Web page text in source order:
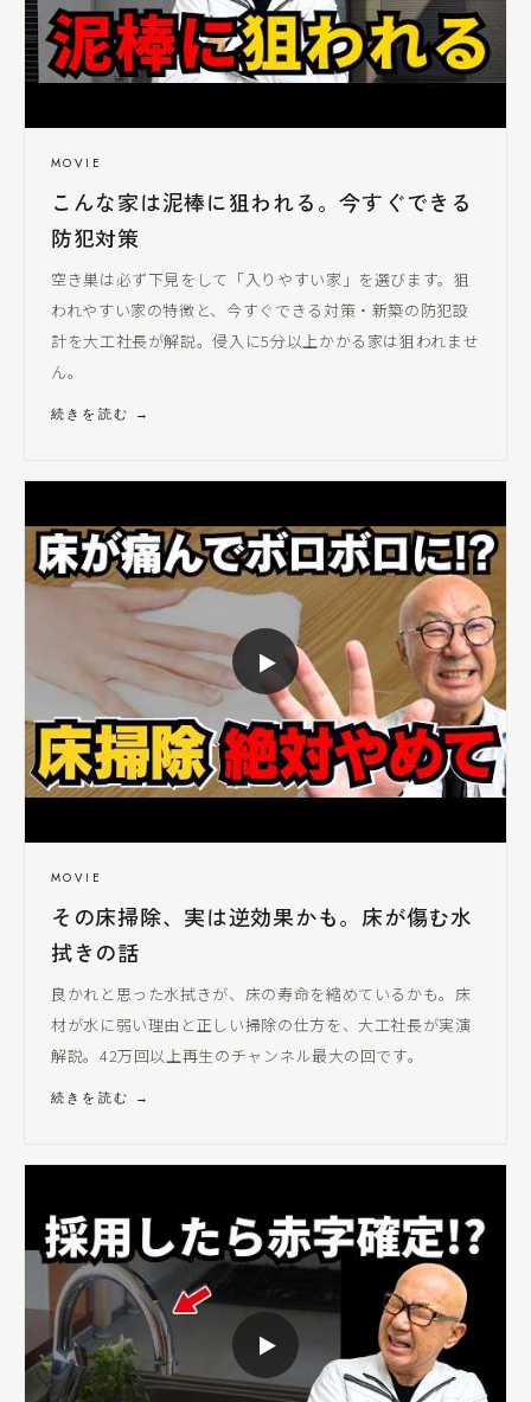
MOVIE
こんな家は泥棒に狙われる。今すぐできる
防犯対策
空き巣は必ず下見をして「入りやすい家」を選びます。狙
われやすい家の特徴と、今すぐできる対策・新築の防犯設
計を大工社長が解説。侵入に5分以上かかる家は狙われませ
ん。
続きを読む →
▶
MOVIE
その床掃除、実は逆効果かも。床が傷む水
拭きの話
良かれと思った水拭きが、床の寿命を縮めているかも。床
材が水に弱い理由と正しい掃除の仕方を、 大工社長が実演
解説。42万回以上再生のチャンネル最大の回です。
続きを読む →
▶